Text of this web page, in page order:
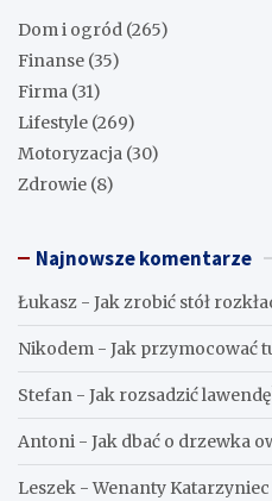
Dom i ogród (265)
Finanse (35)
Firma (31)
Lifestyle (269)
Motoryzacja (30)
Zdrowie (8)
Najnowsze komentarze
Łukasz - Jak zrobić stół
Nikodem - Jak przymocować
Stefan - Jak rozsadzić
Antoni - Jak dbać o drzewka
Leszek -Wenanty